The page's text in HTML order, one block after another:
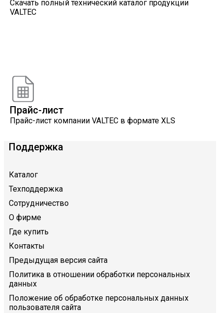
Скачать полный технический каталог продукции
VALTEC
Прайс-лист
Прайс-лист компании VALTEC в формате XLS
Поддержка
Каталог
Техподдержка
Сотрудничество
О фирме
Где купить
Контакты
Предыдущая версия сайта
Политика в отношении обработки персональных
данных
Положение об обработке персональных данных
пользователя сайта